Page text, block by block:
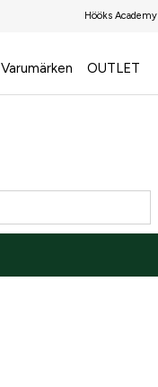
Hööks Academy
Varumärken OUTLET